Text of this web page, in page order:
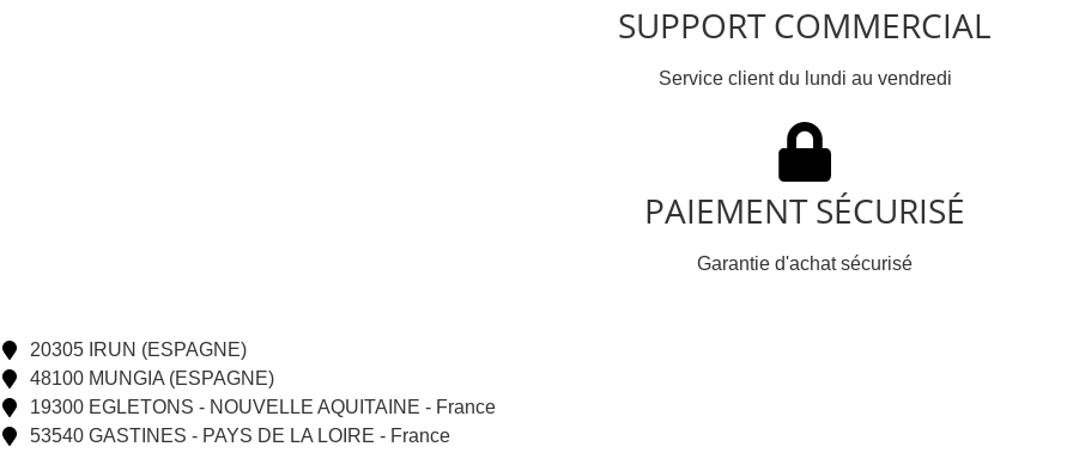
SUPPORT COMMERCIAL
Service client du lundi au vendredi
PAIEMENT SÉCURISÉ
Garantie d'achat sécurisé
20305 IRUN (ESPAGNE)
48100 MUNGIA (ESPAGNE)
19300 EGLETONS - NOUVELLE AQUITAINE - France
53540 GASTINES - PAYS DE LA LOIRE - France